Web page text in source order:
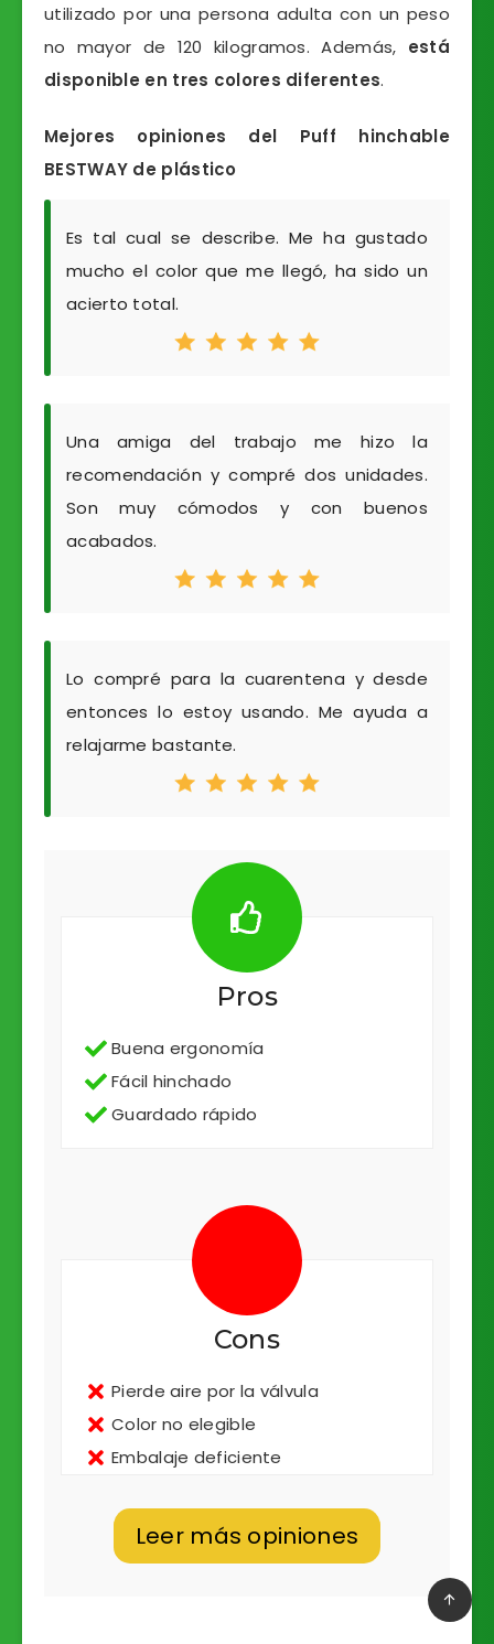
utilizado por una persona adulta con un peso
no mayor de 120 kilogramos. Además, está
disponible en tres colores diferentes.
Mejores opiniones del Puff hinchable
BESTWAY de plástico
Es tal cual se describe. Me ha gustado
mucho el color que me llegó, ha sido un
acierto total.
Una amiga del trabajo me hizo la
recomendación y compré dos unidades.
Son muy cómodos y con buenos
acabados.
Lo compré para la cuarentena y desde
entonces lo estoy usando. Me ayuda a
relajarme bastante.
Pros
Buena ergonomía
Fácil hinchado
Guardado rápido
Cons
Pierde aire por la válvula
Color no elegible
Embalaje deficiente
Leer más opiniones